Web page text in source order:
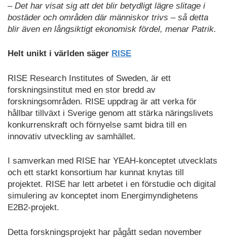
– Det har visat sig att det blir betydligt lägre slitage i
bostäder och områden där människor trivs – så detta
blir även en långsiktigt ekonomisk fördel, menar Patrik.
Helt unikt i världen säger RISE
RISE Research Institutes of Sweden, är ett
forskningsinstitut med en stor bredd av
forskningsområden. RISE uppdrag är att verka för
hållbar tillväxt i Sverige genom att stärka näringslivets
konkurrenskraft och förnyelse samt bidra till en
innovativ utveckling av samhället.
I samverkan med RISE har YEAH-konceptet utvecklats
och ett starkt konsortium har kunnat knytas till
projektet. RISE har lett arbetet i en förstudie och digital
simulering av konceptet inom Energimyndighetens
E2B2-projekt.
Detta forskningsprojekt har pågått sedan november